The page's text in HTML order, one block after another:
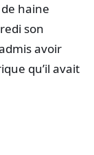
haine
son
avoir
qu’il avait